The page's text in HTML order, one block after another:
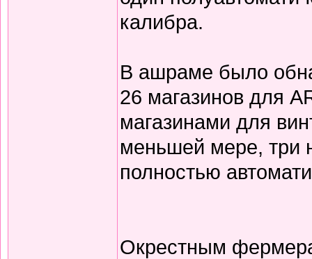
калибра.
В ашраме было
26 магазинов для
магазинами для
меньшей мере, три
полностью
Окрестным